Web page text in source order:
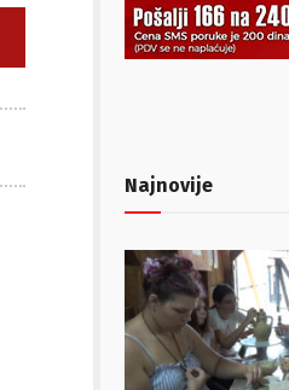
Najnovije